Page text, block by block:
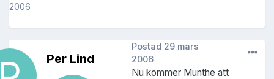
2006
Per Lind
Postad 29 mars
2006
Nu kommer Munthe att